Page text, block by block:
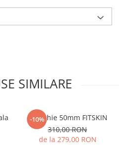
SIMILARE
-10%
Franghie 50mm FITSKIN
310,00 RON
de la 279,00 RON